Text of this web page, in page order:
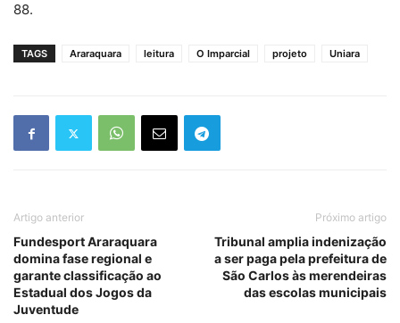
88.
TAGS Araraquara leitura O Imparcial projeto Uniara
Artigo anterior
Fundesport Araraquara
domina fase regional e
garante classificação ao
Estadual dos Jogos da
Juventude
Próximo artigo
Tribunal amplia indenização
a ser paga pela prefeitura de
São Carlos às merendeiras
das escolas municipais